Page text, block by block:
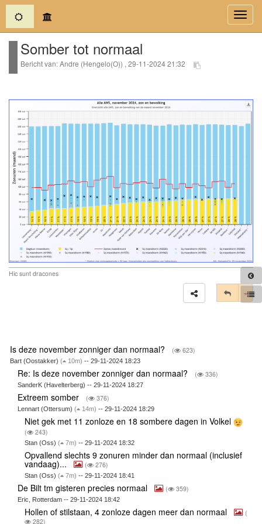
(current)
Somber tot normaal
Bericht van: Andre (Hengelo(O)) , 29-11-2024 21:32
Hic sunt dracones
Is deze november zonniger dan normaal? ( 623)
Bart (Oostakker) ( 10m) -- 29-11-2024 18:23
Re: Is deze november zonniger dan normaal? ( 336)
SanderK (Havelterberg) -- 29-11-2024 18:27
Extreem somber ( 376)
Lennart (Ottersum) ( 14m) -- 29-11-2024 18:29
Niet gek met 11 zonloze en 18 sombere dagen in Volkel
( 243)
Stan (Oss)( 7m) -- 29-11-2024 18:32
Opvallend slechts 9 zonuren minder dan normaal (inclusief
vandaag)... ( 276)
Stan (Oss)( 7m) -- 29-11-2024 18:41
De Bilt tm gisteren precies normaal ( 359)
Eric, Rotterdam -- 29-11-2024 18:42
Hollen of stilstaan, 4 zonloze dagen meer dan normaal
(
282)